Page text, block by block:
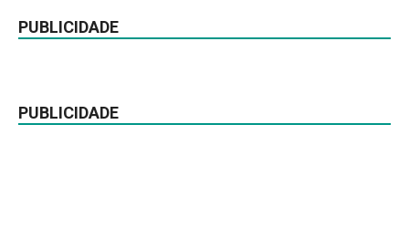
PUBLICIDADE
PUBLICIDADE